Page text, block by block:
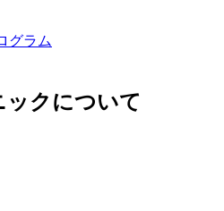
グラム
ックについて